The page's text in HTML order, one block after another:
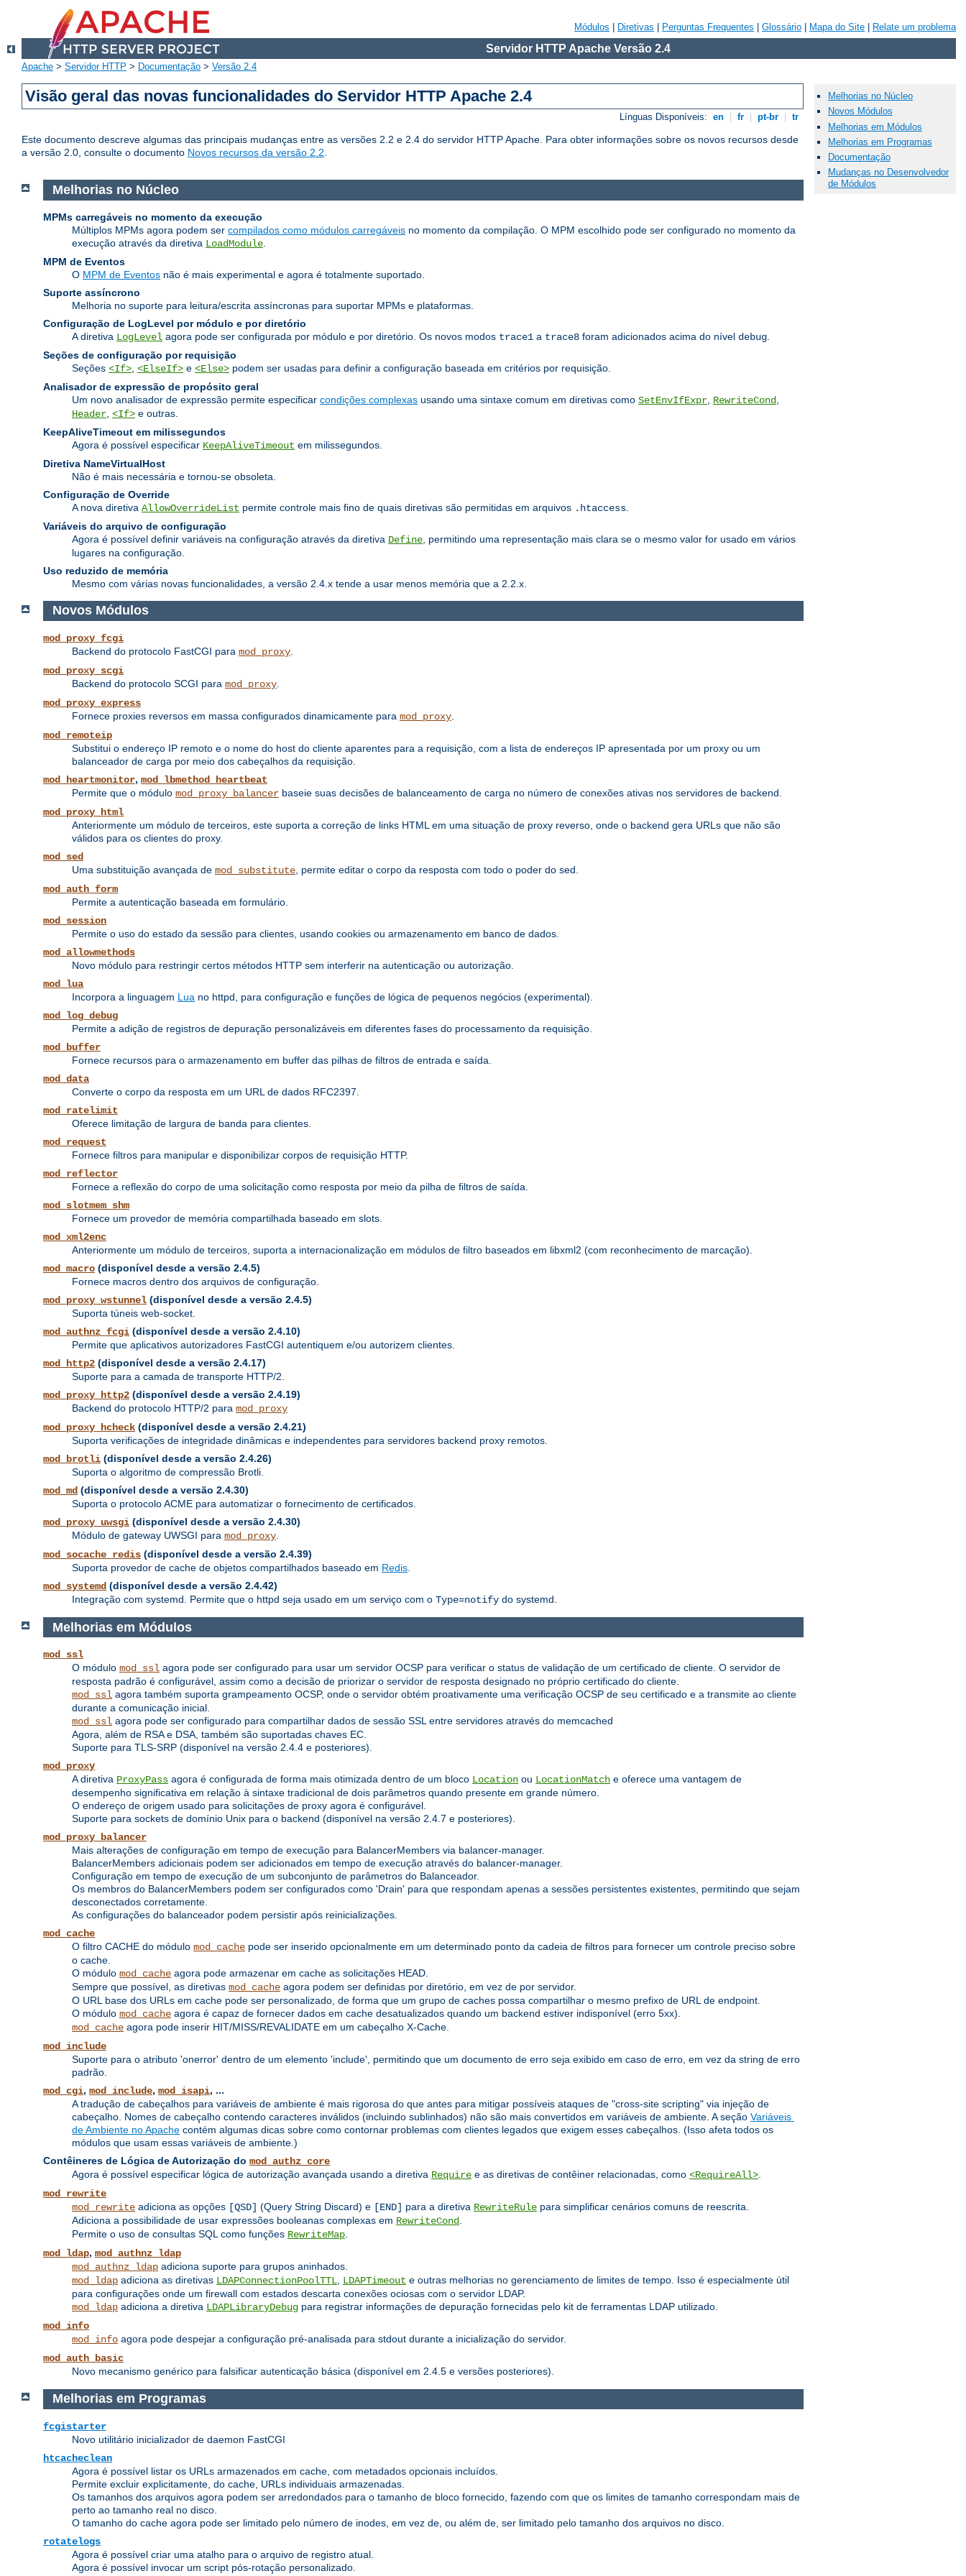
Módulos Diretivas Perguntas Frequentes Glossário Mapa do Site Relate um problema
Servidor HTTP Apache Versão 2.4
Apache > Servidor HTTP > Documentação > Versão 2.4
Visão geral das novas funcionalidades do Servidor HTTP Apache 2.4
Línguas Disponíveis: en fr pt-br tr
Este documento descreve algumas das principais mudanças entre as versões 2.2 e 2.4 do servidor HTTP Apache. Para obter informações sobre os novos recursos desde
a versão 2.0, consulte o documento Novos recursos da versão 2.2.
Melhorias no Núcleo
MPMs carregáveis no momento da execução
Múltiplos MPMs agora podem ser compilados como módulos carregáveis no momento da compilação. O MPM escolhido pode ser configurado no momento da
execução através da diretiva LoadModule
MPM de Eventos
O MPM de Eventos não é mais experimental e agora é totalmente suportado.
Suporte assíncrono
Melhoria no suporte para leitura/escrita assíncronas para suportar MPMs e plataformas.
Configuração de LogLevel por módulo e por diretório
A diretiva LogLevel agora pode ser configurada por módulo e por diretório. Os novos modos trace1 a trace8 foram adicionados acima do nível debug
Seções de configuração por requisição
Seções <If> <ElseIf> e <Else> podem ser usadas para definir a configuração baseada em critérios por requisição.
Analisador de expressão de propósito geral
Um novo analisador de expressão permite especificar condições complexas usando uma sintaxe comum em diretivas como SetEnvIfExpr RewriteCond
Header <If> e outras.
KeepAliveTimeout em milissegundos
Agora é possível especificar KeepAliveTimeout em milissegundos.
Diretiva NameVirtualHost
Não é mais necessária e tornou-se obsoleta.
Configuração de Override
A nova diretiva AllowOverrideList permite controle mais fino de quais diretivas são permitidas em arquivos .htaccess
Variáveis do arquivo de configuração
Agora é possível definir variáveis na configuração através da diretiva Define , permitindo uma representação mais clara se o mesmo valor for usado em vários
lugares na configuração.
Uso reduzido de memória
Mesmo com várias novas funcionalidades, a versão 2.4.x tende a usar menos memória que a 2.2.x.
Novos Módulos
mod_proxy_fcgi
Backend do protocolo FastCGI para mod_proxy
mod_proxy_scgi
Backend do protocolo SCGI para mod_proxy
mod_proxy_express
Fornece proxies reversos em massa configurados dinamicamente para mod_proxy
mod_remoteip
Substitui o endereço IP remoto e o nome do host do cliente aparentes para a requisição, com a lista de endereços IP apresentada por um proxy ou um
balanceador de carga por meio dos cabeçalhos da requisição.
mod_heartmonitor, mod_lbmethod_heartbeat
Permite que o módulo mod_proxy_balancer baseie suas decisões de balanceamento de carga no número de conexões ativas nos servidores de backend.
mod_proxy_html
Anteriormente um módulo de terceiros, este suporta a correção de links HTML em uma situação de proxy reverso, onde o backend gera URLs que não são
válidos para os clientes do proxy.
mod_sed
Uma substituição avançada de mod_substitute , permite editar o corpo da resposta com todo o poder do sed.
mod_auth_form
Permite a autenticação baseada em formulário.
mod_session
Permite o uso do estado da sessão para clientes, usando cookies ou armazenamento em banco de dados.
mod_allowmethods
Novo módulo para restringir certos métodos HTTP sem interferir na autenticação ou autorização.
mod_lua
Incorpora a linguagem Lua no httpd, para configuração e funções de lógica de pequenos negócios (experimental).
mod_log_debug
Permite a adição de registros de depuração personalizáveis ​​em diferentes fases do processamento da requisição.
mod_buffer
Fornece recursos para o armazenamento em buffer das pilhas de filtros de entrada e saída.
mod_data
Converte o corpo da resposta em um URL de dados RFC2397.
mod_ratelimit
Oferece limitação de largura de banda para clientes.
mod_request
Fornece filtros para manipular e disponibilizar corpos de requisição HTTP.
mod_reflector
Fornece a reflexão do corpo de uma solicitação como resposta por meio da pilha de filtros de saída.
mod_slotmem_shm
Fornece um provedor de memória compartilhada baseado em slots.
mod_xml2enc
Anteriormente um módulo de terceiros, suporta a internacionalização em módulos de filtro baseados em libxml2 (com reconhecimento de marcação).
mod_macro (disponível desde a versão 2.4.5)
Fornece macros dentro dos arquivos de configuração.
mod_proxy_wstunnel (disponível desde a versão 2.4.5)
Suporta túneis web-socket.
mod_authnz_fcgi (disponível desde a versão 2.4.10)
Permite que aplicativos autorizadores FastCGI autentiquem e/ou autorizem clientes.
mod_http2 (disponível desde a versão 2.4.17)
Suporte para a camada de transporte HTTP/2.
mod_proxy_http2 (disponível desde a versão 2.4.19)
Backend do protocolo HTTP/2 para mod_proxy
mod_proxy_hcheck (disponível desde a versão 2.4.21)
Suporta verificações de integridade dinâmicas e independentes para servidores backend proxy remotos.
mod_brotli (disponível desde a versão 2.4.26)
Suporta o algoritmo de compressão Brotli.
mod_md (disponível desde a versão 2.4.30)
Suporta o protocolo ACME para automatizar o fornecimento de certificados.
mod_proxy_uwsgi (disponível desde a versão 2.4.30)
Módulo de gateway UWSGI para mod_proxy
mod_socache_redis (disponível desde a versão 2.4.39)
Suporta provedor de cache de objetos compartilhados baseado em Redis
mod_systemd (disponível desde a versão 2.4.42)
Integração com systemd. Permite que o httpd seja usado em um serviço com o Type=notify do systemd.
Melhorias em Módulos
mod_ssl
O módulo mod_ssl agora pode ser configurado para usar um servidor OCSP para verificar o status de validação de um certificado de cliente. O servidor de
resposta padrão é configurável, assim como a decisão de priorizar o servidor de resposta designado no próprio certificado do cliente.
mod_ssl agora também suporta grampeamento OCSP, onde o servidor obtém proativamente uma verificação OCSP de seu certificado e a transmite ao cliente
durante a comunicação inicial.
mod_ssl agora pode ser configurado para compartilhar dados de sessão SSL entre servidores através do memcached
Agora, além de RSA e DSA, também são suportadas chaves EC.
Suporte para TLS-SRP (disponível na versão 2.4.4 e posteriores).
mod_proxy
A diretiva ProxyPass agora é configurada de forma mais otimizada dentro de um bloco Location ou LocationMatch e oferece uma vantagem de
desempenho significativa em relação à sintaxe tradicional de dois parâmetros quando presente em grande número.
O endereço de origem usado para solicitações de proxy agora é configurável.
Suporte para sockets de domínio Unix para o backend (disponível na versão 2.4.7 e posteriores).
mod_proxy_balancer
Mais alterações de configuração em tempo de execução para BalancerMembers via balancer-manager.
BalancerMembers adicionais podem ser adicionados em tempo de execução através do balancer-manager.
Configuração em tempo de execução de um subconjunto de parâmetros do Balanceador.
Os membros do BalancerMembers podem ser configurados como 'Drain' para que respondam apenas a sessões persistentes existentes, permitindo que sejam
desconectados corretamente.
As configurações do balanceador podem persistir após reinicializações.
mod_cache
O filtro CACHE do módulo mod_cache pode ser inserido opcionalmente em um determinado ponto da cadeia de filtros para fornecer um controle preciso sobre
o cache.
O módulo mod_cache agora pode armazenar em cache as solicitações HEAD.
Sempre que possível, as diretivas mod_cache agora podem ser definidas por diretório, em vez de por servidor.
O URL base dos URLs em cache pode ser personalizado, de forma que um grupo de caches possa compartilhar o mesmo prefixo de URL de endpoint.
O módulo mod_cache agora é capaz de fornecer dados em cache desatualizados quando um backend estiver indisponível (erro 5xx).
mod_cache agora pode inserir HIT/MISS/REVALIDATE em um cabeçalho X-Cache.
mod_include
Suporte para o atributo 'onerror' dentro de um elemento 'include', permitindo que um documento de erro seja exibido em caso de erro, em vez da string de erro
padrão.
mod_cgi, mod_include, mod_isapi, ...
A tradução de cabeçalhos para variáveis ​​de ambiente é mais rigorosa do que antes para mitigar possíveis ataques de "cross-site scripting" via injeção de
cabeçalho. Nomes de cabeçalho contendo caracteres inválidos (incluindo sublinhados) não são mais convertidos em variáveis ​​de ambiente. A seção Variáveis ​​
de Ambiente no Apache contém algumas dicas sobre como contornar problemas com clientes legados que exigem esses cabeçalhos. (Isso afeta todos os
módulos que usam essas variáveis ​​de ambiente.)
Contêineres de Lógica de Autorização do mod_authz_core
Agora é possível especificar lógica de autorização avançada usando a diretiva Require e as diretivas de contêiner relacionadas, como <RequireAll>.
mod_rewrite
mod_rewrite adiciona as opções [QSD] (Query String Discard) e [END] para a diretiva RewriteRule para simplificar cenários comuns de reescrita.
Adiciona a possibilidade de usar expressões booleanas complexas em RewriteCond.
Permite o uso de consultas SQL como funções RewriteMap.
mod_ldap, mod_authnz_ldap
mod_authnz_ldap adiciona suporte para grupos aninhados.
mod_ldap adiciona as diretivas LDAPConnectionPoolTTL, LDAPTimeout e outras melhorias no gerenciamento de limites de tempo. Isso é especialmente útil
para configurações onde um firewall com estados descarta conexões ociosas com o servidor LDAP.
mod_ldap adiciona a diretiva LDAPLibraryDebug para registrar informações de depuração fornecidas pelo kit de ferramentas LDAP utilizado.
mod_info
mod_info agora pode despejar a configuração pré-analisada para stdout durante a inicialização do servidor.
mod_auth_basic
Novo mecanismo genérico para falsificar autenticação básica (disponível em 2.4.5 e versões posteriores).
Melhorias em Programas
fcgistarter
Novo utilitário inicializador de daemon FastCGI
htcacheclean
Agora é possível listar os URLs armazenados em cache, com metadados opcionais incluídos.
Permite excluir explicitamente, do cache, URLs individuais armazenadas.
Os tamanhos dos arquivos agora podem ser arredondados para o tamanho de bloco fornecido, fazendo com que os limites de tamanho correspondam mais de
perto ao tamanho real no disco.
O tamanho do cache agora pode ser limitado pelo número de inodes, em vez de, ou além de, ser limitado pelo tamanho dos arquivos no disco.
rotatelogs
Agora é possível criar uma atalho para o arquivo de registro atual.
Agora é possível invocar um script pós-rotação personalizado.
Melhorias no Núcleo
Novos Módulos
Melhorias em Módulos
Melhorias em Programas
Documentação
Mudanças no Desenvolvedor
de Módulos